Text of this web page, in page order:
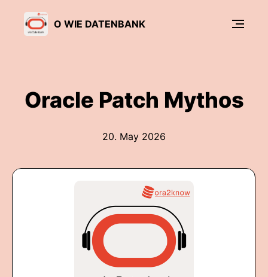
O WIE DATENBANK
Oracle Patch Mythos
20. May 2026